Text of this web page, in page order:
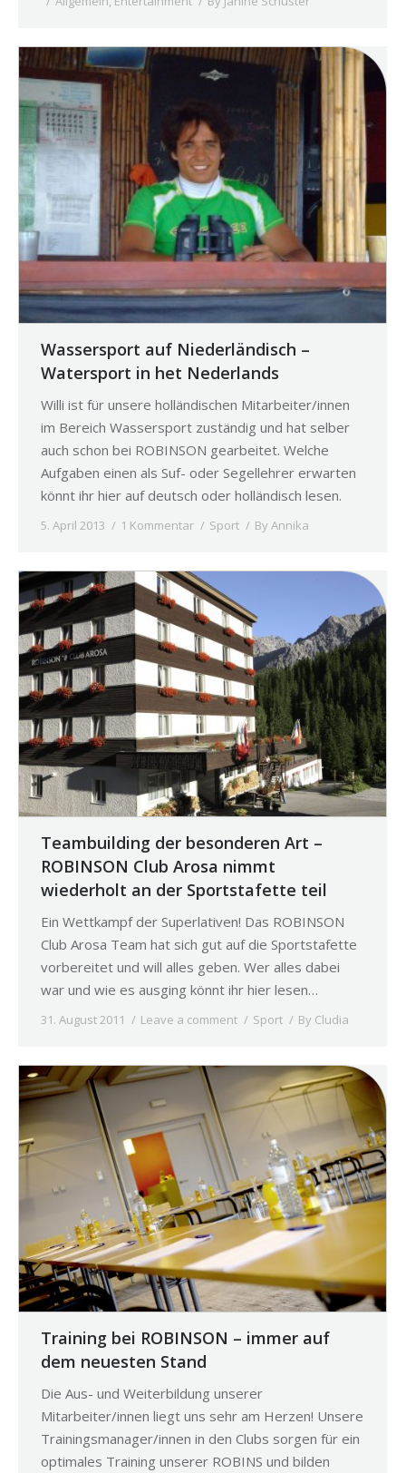
Wassersport auf Niederländisch –
Watersport in het Nederlands
Willi ist für unsere holländischen Mitarbeiter/innen
im Bereich Wassersport zuständig und hat selber
auch schon bei ROBINSON gearbeitet. Welche
Aufgaben einen als Suf- oder Segellehrer erwarten
könnt ihr hier auf deutsch oder holländisch lesen.
5. April 2013 1 Kommentar Sport By Annika
Teambuilding der besonderen Art –
ROBINSON Club Arosa nimmt
wiederholt an der Sportstafette teil
Ein Wettkampf der Superlativen! Das ROBINSON
Club Arosa Team hat sich gut auf die Sportstafette
vorbereitet und will alles geben. Wer alles dabei
war und wie es ausging könnt ihr hier lesen…
31. August 2011 Leave a comment Sport By Cludia
Training bei ROBINSON – immer auf
dem neuesten Stand
Die Aus- und Weiterbildung unserer
Mitarbeiter/innen liegt uns sehr am Herzen! Unsere
Trainingsmanager/innen in den Clubs sorgen für ein
optimales Training unserer ROBINS und bilden